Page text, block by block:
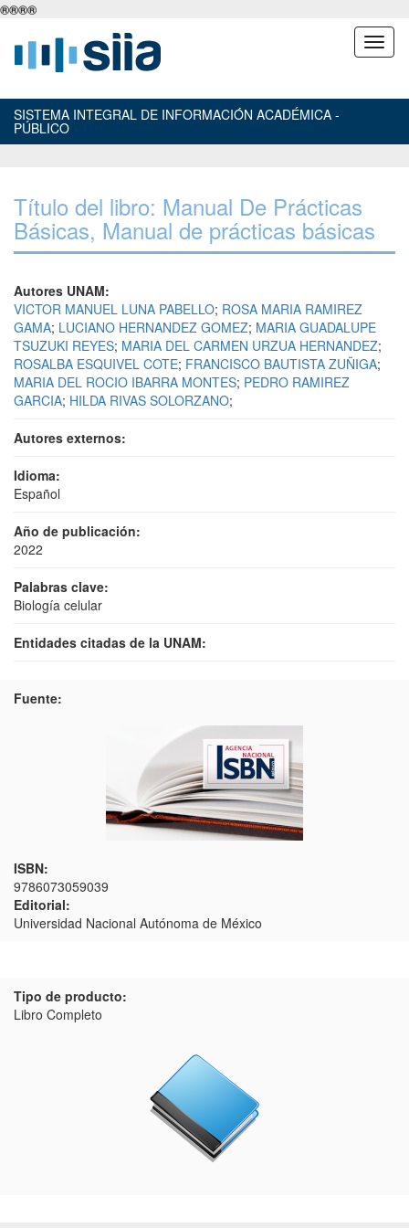
®®®®
SISTEMA INTEGRAL DE INFORMACIÓN ACADÉMICA -
PÚBLICO
Título del libro: Manual De Prácticas
Básicas, Manual de prácticas básicas
Autores UNAM:
VICTOR MANUEL LUNA PABELLO; ROSA MARIA RAMIREZ
GAMA; LUCIANO HERNANDEZ GOMEZ; MARIA GUADALUPE
TSUZUKI REYES; MARIA DEL CARMEN URZUA HERNANDEZ;
ROSALBA ESQUIVEL COTE; FRANCISCO BAUTISTA ZUÑIGA;
MARIA DEL ROCIO IBARRA MONTES; PEDRO RAMIREZ
GARCIA; HILDA RIVAS SOLORZANO;
Autores externos:
Idioma:
Español
Año de publicación:
2022
Palabras clave:
Biología celular
Entidades citadas de la UNAM:
Fuente:
ISBN:
9786073059039
Editorial:
Universidad Nacional Autónoma de México
Tipo de producto:
Libro Completo